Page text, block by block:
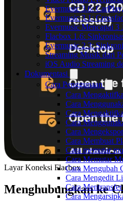
Evermusic 3.6:
Evermusic 3.1:
Evermusic Mencapai 3
Flacbox 1.6:
Evermusic 2.3:
Streaming Musik dari
iOS Audio Streaming
Dokumentasi
Cara Penggunaan
Cara
Cara
Cara
Cara
Cara
Cara Membuat
Cara memutar
Cara Memutar
Cara Mengubah
Cara Mengedit
Cara
Cara
Layar Koneksi Flacbox
Menghubungkan ke